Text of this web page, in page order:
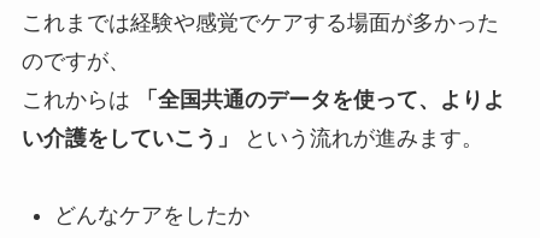
これまでは経験や感覚でケアする場面が多かった
のですが、
これからは
「全国共通のデータを使って、よりよ
い介護をしていこう」
という流れが進みます。
どんなケアをしたか